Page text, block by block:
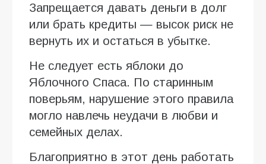
Запрещается давать деньги в долг
или брать кредиты — высок риск не
вернуть их и остаться в убытке.
Не следует есть яблоки до
Яблочного Спаса. По старинным
поверьям, нарушение этого правила
могло навлечь неудачи в любви и
семейных делах.
Благоприятно в этот день работать